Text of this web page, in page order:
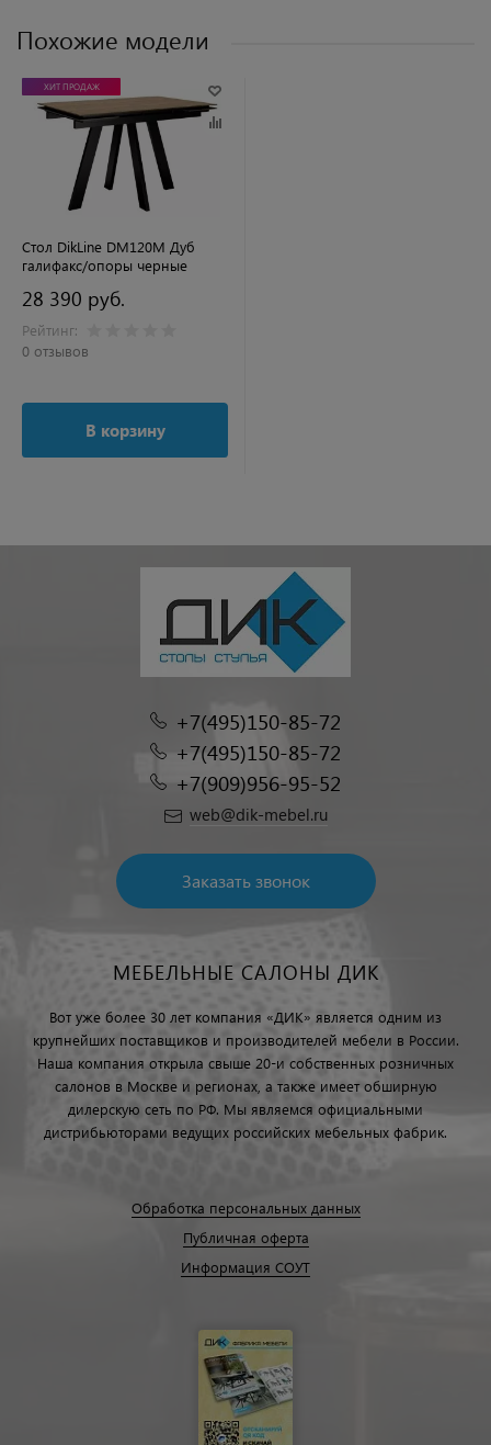
Похожие модели
ХИТ ПРОДАЖ
Стол DikLine DM120M Дуб
галифакс/опоры черные
28 390 руб.
Рейтинг:
0 отзывов
В корзину
+7(495)150-85-72
+7(495)150-85-72
+7(909)956-95-52
web@dik-mebel.ru
Заказать звонок
МЕБЕЛЬНЫЕ САЛОНЫ ДИК
Вот уже более 30 лет компания «ДИК» является одним из
крупнейших поставщиков и производителей мебели в России.
Наша компания открыла свыше 20-и собственных розничных
салонов в Москве и регионах, а также имеет обширную
дилерскую сеть по РФ. Мы являемся официальными
дистрибьюторами ведущих российских мебельных фабрик.
Обработка персональных данных
Публичная оферта
Информация СОУТ